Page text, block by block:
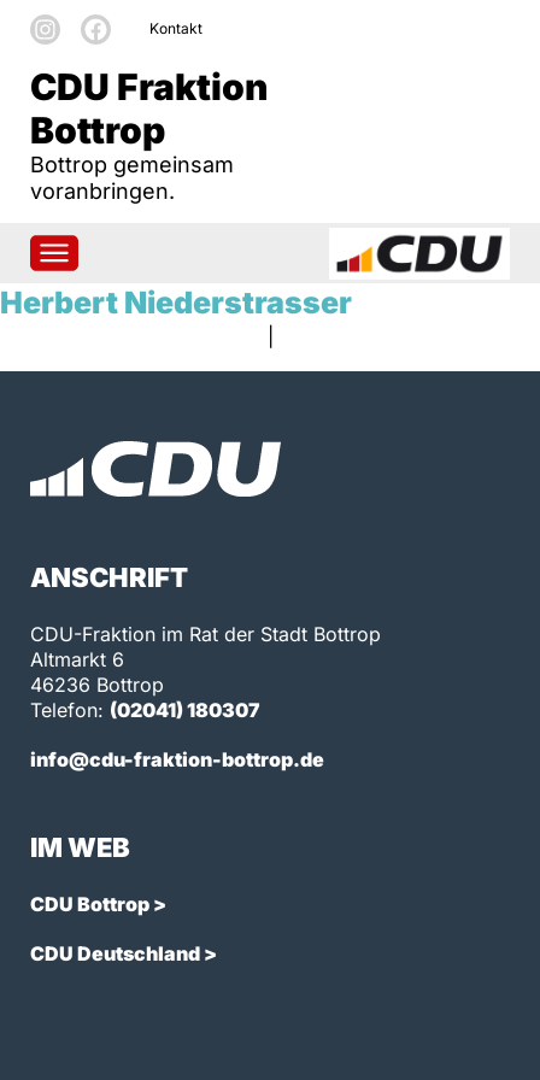
Kontakt
CDU Fraktion
Bottrop
Bottrop gemeinsam
voranbringen.
Herbert Niederstrasser
ANSCHRIFT
CDU-Fraktion im Rat der Stadt Bottrop
Altmarkt 6
46236 Bottrop
Telefon: (02041) 180307
info@cdu-fraktion-bottrop.de
IM WEB
CDU Bottrop >
CDU Deutschland >